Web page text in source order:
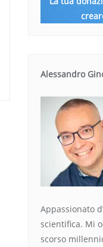
Alessandro
Appassionato
scientifica. Mi
scorso